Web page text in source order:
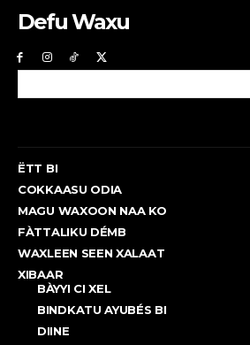
Defu Waxu
ËTT BI
COKKAASU ODIA
MAGU WAXOON NAA KO
FÀTTALIKU DÉMB
WAXLEEN SEEN XALAAT
XIBAAR
BÀYYI CI XEL
BINDKATU AYUBÉS BI
DIINE